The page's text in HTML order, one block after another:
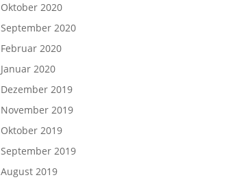
Oktober 2020
September 2020
Februar 2020
Januar 2020
Dezember 2019
November 2019
Oktober 2019
September 2019
August 2019